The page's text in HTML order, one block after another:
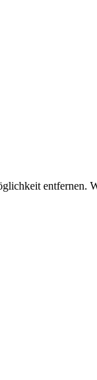
entfernen.